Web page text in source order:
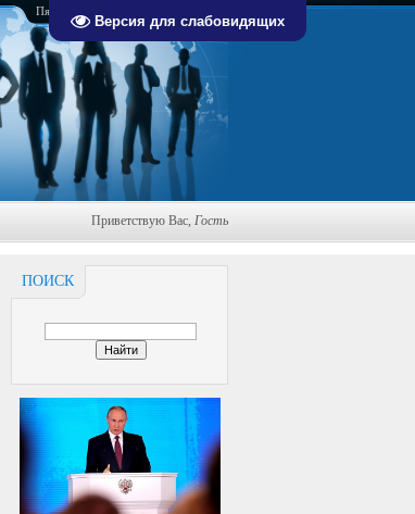
Версия для слабовидящих
Пятница, 07.08.2026, 10:49
Приветствую Вас, Гость
ПОИСК